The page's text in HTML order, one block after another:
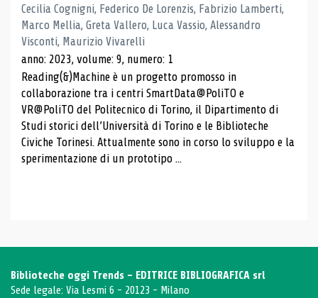
Cecilia Cognigni, Federico De Lorenzis, Fabrizio Lamberti,
Marco Mellia, Greta Vallero, Luca Vassio, Alessandro
Visconti, Maurizio Vivarelli
anno: 2023, volume: 9, numero: 1
Reading(&)Machine è un progetto promosso in
collaborazione tra i centri SmartData@PoliTO e
VR@PoliTO del Politecnico di Torino, il Dipartimento di
Studi storici dell’Università di Torino e le Biblioteche
Civiche Torinesi. Attualmente sono in corso lo sviluppo e la
sperimentazione di un prototipo ...
Biblioteche oggi Trends - EDITRICE BIBLIOGRAFICA srl
Sede legale: Via Lesmi 6 - 20123 - Milano